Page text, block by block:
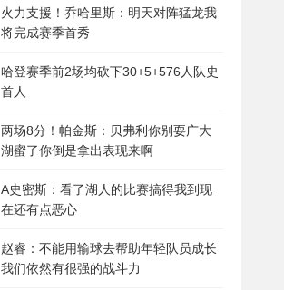
火力支援！乔哈里斯：明天对阵猛龙我
将完成赛季首秀
哈登赛季前2场均砍下30+5+576人队史
首人
两场8分！帕金斯：贝弗利你别耍广大
湖蜜了你倒是拿出表现来啊
A史密斯：看了湖人的比赛搞得我到现
在还有点恶心
赵睿：不能用输球去帮助年轻队员成长
我们依然有很强的战斗力